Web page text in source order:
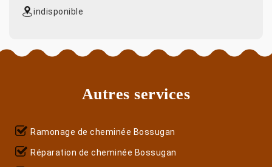
indisponible
Autres services
Ramonage de cheminée Bossugan
Réparation de cheminée Bossugan